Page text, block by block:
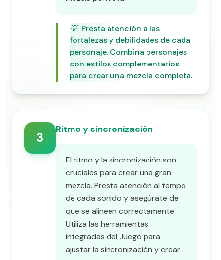
💡 Presta atención a las
fortalezas y debilidades de cada
personaje. Combina personajes
con estilos complementarios
para crear una mezcla completa.
3
Ritmo y sincronización
El ritmo y la sincronización son
cruciales para crear una gran
mezcla. Presta atención al tempo
de cada sonido y asegúrate de
que se alineen correctamente.
Utiliza las herramientas
integradas del Juego para
ajustar la sincronización y crear